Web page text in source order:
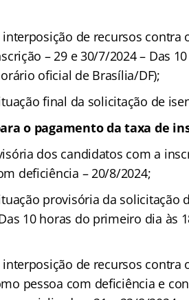
interposição de recursos
– 29 e 30/7/2024 – Das
oficial de Brasília/DF);
final da solicitação de
o pagamento da taxa de
dos candidatos com a
deficiência – 20/8/2024;
provisória da solicitação
10 horas do primeiro dia
interposição de recursos
pessoa com deficiência e